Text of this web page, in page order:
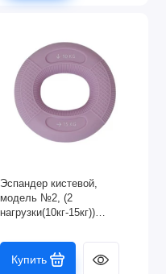
Эспандер кистевой,
модель №2, (2
нагрузки(10кг-15кг))
Купить